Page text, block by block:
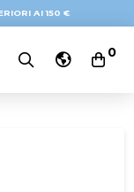
AI 150 €
0